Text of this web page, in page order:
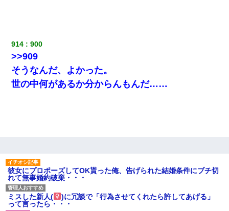
ワイアラサー主婦、昨晩久しぶりに夫と致した結果ｗｗｗｗｗ
隣室のお婆ちゃん「下階からの異臭に困ってる、今もすっごく臭
い」私「変だなあ～なにも臭わないよ」→ その後。警察『絶対に
窓とドアを開けないで』
914 900
>>909
そうなんだ、よかった。
世の中何があるか分からんもんだ……
彼女にプロポーズしてOK貰った俺、告げられた結婚条件にブチ切
れて無事婚約破棄・・・
ミスした新人(
)に冗談で「行為させてくれたら許してあげる」
って言ったら・・・